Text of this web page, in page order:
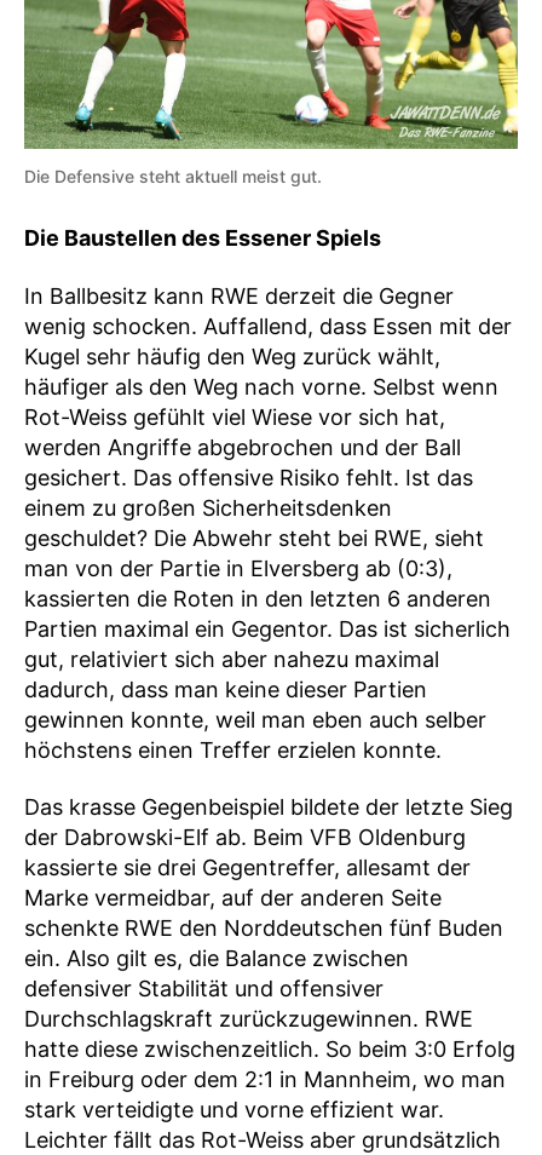
Die Defensive steht aktuell meist gut.
Die Baustellen des Essener Spiels
In Ballbesitz kann RWE derzeit die Gegner
wenig schocken. Auffallend, dass Essen mit der
Kugel sehr häufig den Weg zurück wählt,
häufiger als den Weg nach vorne. Selbst wenn
Rot-Weiss gefühlt viel Wiese vor sich hat,
werden Angriffe abgebrochen und der Ball
gesichert. Das offensive Risiko fehlt. Ist das
einem zu großen Sicherheitsdenken
geschuldet? Die Abwehr steht bei RWE, sieht
man von der Partie in Elversberg ab (0:3),
kassierten die Roten in den letzten 6 anderen
Partien maximal ein Gegentor. Das ist sicherlich
gut, relativiert sich aber nahezu maximal
dadurch, dass man keine dieser Partien
gewinnen konnte, weil man eben auch selber
höchstens einen Treffer erzielen konnte.
Das krasse Gegenbeispiel bildete der letzte Sieg
der Dabrowski-Elf ab. Beim VFB Oldenburg
kassierte sie drei Gegentreffer, allesamt der
Marke vermeidbar, auf der anderen Seite
schenkte RWE den Norddeutschen fünf Buden
ein. Also gilt es, die Balance zwischen
defensiver Stabilität und offensiver
Durchschlagskraft zurückzugewinnen. RWE
hatte diese zwischenzeitlich. So beim 3:0 Erfolg
in Freiburg oder dem 2:1 in Mannheim, wo man
stark verteidigte und vorne effizient war.
Leichter fällt das Rot-Weiss aber grundsätzlich